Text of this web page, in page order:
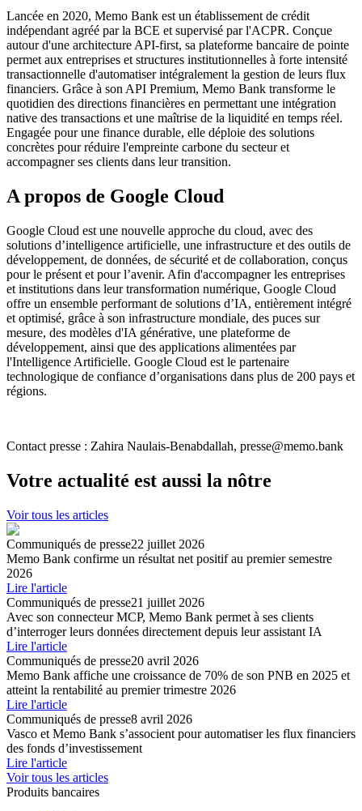
Lancée en 2020, Memo Bank est un établissement de crédit
indépendant agréé par la BCE et supervisé par l'ACPR. Conçue
autour d'une architecture API-first, sa plateforme bancaire de pointe
permet aux entreprises et structures institutionnelles à forte intensité
transactionnelle d'automatiser intégralement la gestion de leurs flux
financiers. Grâce à son API Premium, Memo Bank transforme le
quotidien des directions financières en permettant une intégration
native des transactions et une maîtrise de la liquidité en temps réel.
Engagée pour une finance durable, elle déploie des solutions
concrètes pour réduire l'empreinte carbone du secteur et
accompagner ses clients dans leur transition.
A propos de Google Cloud
Google Cloud est une nouvelle approche du cloud, avec des
solutions d’intelligence artificielle, une infrastructure et des outils de
développement, de données, de sécurité et de collaboration, conçus
pour le présent et pour l’avenir. Afin d'accompagner les entreprises
et institutions dans leur transformation numérique, Google Cloud
offre un ensemble performant de solutions d’IA, entièrement intégré
et optimisé, grâce à son infrastructure mondiale, des puces sur
mesure, des modèles d'IA générative, une plateforme de
développement, ainsi que des applications alimentées par
l'Intelligence Artificielle. Google Cloud est le partenaire
technologique de confiance d’organisations dans plus de 200 pays et
régions.
Contact presse : Zahira Naulais-Benabdallah, presse@memo.bank
Votre actualité est aussi la nôtre
Voir tous les articles
Communiqués de presse22 juillet 2026
Memo Bank confirme un résultat net positif au premier semestre
2026
Lire l'article
Communiqués de presse21 juillet 2026
Avec son connecteur MCP, Memo Bank permet à ses clients
dʼinterroger leurs données directement depuis leur assistant IA
Lire l'article
Communiqués de presse20 avril 2026
Memo Bank affiche une croissance de 70% de son PNB en 2025 et
atteint la rentabilité au premier trimestre 2026
Lire l'article
Communiqués de presse8 avril 2026
Vasco et Memo Bank s’associent pour automatiser les flux financiers
des fonds d’investissement
Lire l'article
Voir tous les articles
Produits bancaires